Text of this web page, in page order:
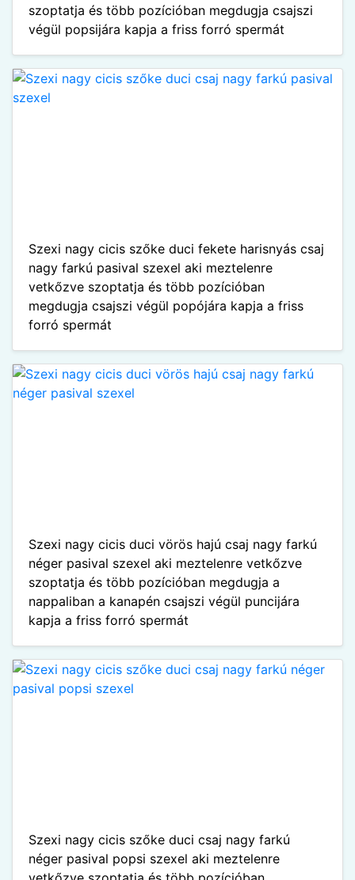
szoptatja és több pozícióban megdugja csajszi
végül popsijára kapja a friss forró spermát
Szexi nagy cicis szőke duci fekete harisnyás csaj
nagy farkú pasival szexel aki meztelenre
vetkőzve szoptatja és több pozícióban
megdugja csajszi végül popójára kapja a friss
forró spermát
Szexi nagy cicis duci vörös hajú csaj nagy farkú
néger pasival szexel aki meztelenre vetkőzve
szoptatja és több pozícióban megdugja a
nappaliban a kanapén csajszi végül puncijára
kapja a friss forró spermát
Szexi nagy cicis szőke duci csaj nagy farkú
néger pasival popsi szexel aki meztelenre